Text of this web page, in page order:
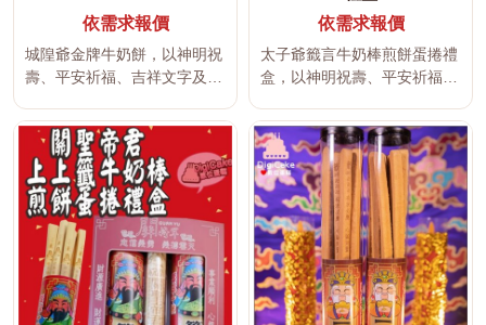
依需求報價
城隍爺金牌牛奶餅，以神明祝
壽、平安祈福、吉祥文字及傳
神明聖...
依需求報價
太子爺籤言牛奶棒煎餅蛋捲禮
盒，以神明祝壽、平安祈福、
計主題...